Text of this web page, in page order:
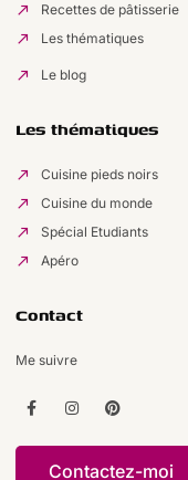
Recettes de pâtisserie
Les thématiques
Le blog
Les thématiques
Cuisine pieds noirs
Cuisine du monde
Spécial Etudiants
Apéro
Contact
Me suivre
Contactez-moi